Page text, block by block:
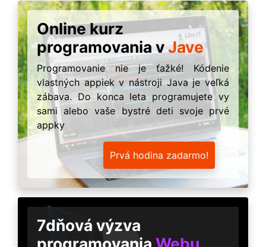
Online kurz
programovania vJave
Programovanie nie je ťažké! Kódenie
vlastných appiek v nástroji Java je veľká
zábava. Do konca leta programujete vy
sami alebo vaše bystré deti svoje prvé
appky
Prvá hodina zadarmo!
7dňová výzva
programovania Webu